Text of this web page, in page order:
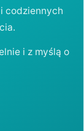
codziennych
i z myślą o